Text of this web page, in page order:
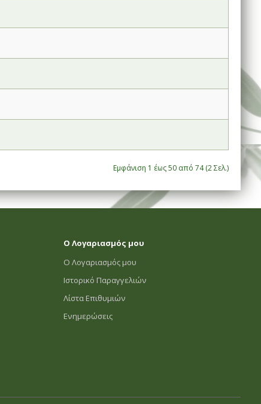
Εμφάνιση 1 έως 50 από 74 (2 Σελ.)
Ο Λογαριασμός μου
Ο Λογαριασμός μου
Ιστορικό Παραγγελιών
Λίστα Επιθυμιών
Ενημερώσεις